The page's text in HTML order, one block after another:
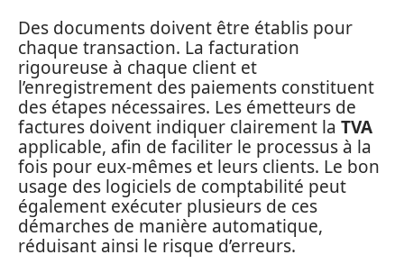
Des documents doivent être établis pour
chaque transaction. La facturation
rigoureuse à chaque client et
l’enregistrement des paiements constituent
des étapes nécessaires. Les émetteurs de
factures doivent indiquer clairement la TVA
applicable, afin de faciliter le processus à la
fois pour eux-mêmes et leurs clients. Le bon
usage des logiciels de comptabilité peut
également exécuter plusieurs de ces
démarches de manière automatique,
réduisant ainsi le risque d’erreurs.